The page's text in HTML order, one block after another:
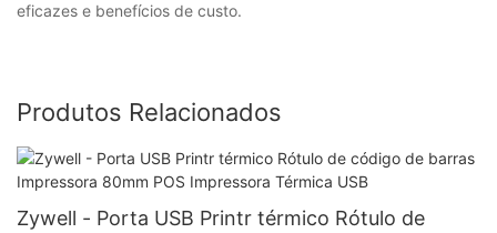
eficazes e benefícios de custo.
Produtos Relacionados
Zywell - Porta USB Printr térmico Rótulo de